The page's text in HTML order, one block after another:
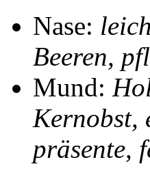
Nase:
Beeren,
Mund:
Kernobst,
präsente,